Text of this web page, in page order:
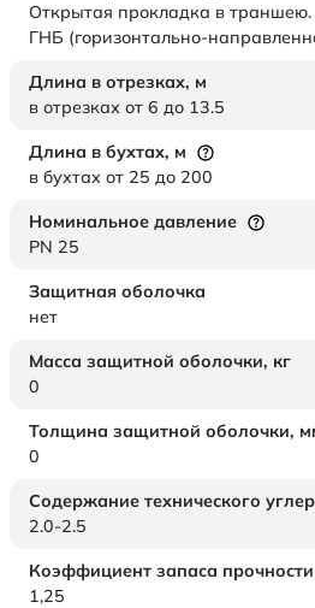
Открытая прокладка в
ГНБ (горизонтально-
Длина в отрезках, м
в отрезках от 6 до 13.5
Длина в бухтах, м
в бухтах от 25 до 200
Номинальное давление
PN 25
Защитная оболочка
нет
Масса защитной оболочки, кг
0
Толщина защитной оболочки,
0
Содержание технического
2.0-2.5
Коэффициент запаса прочности
1,25